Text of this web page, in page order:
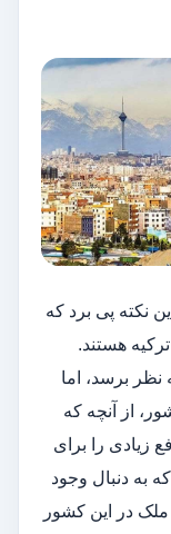
می‌توان به این نکته پی برد که
هستند.
برسد، اما
از آنچه که
زیادی را برای
به دنبال وجود
ملک در این کشور